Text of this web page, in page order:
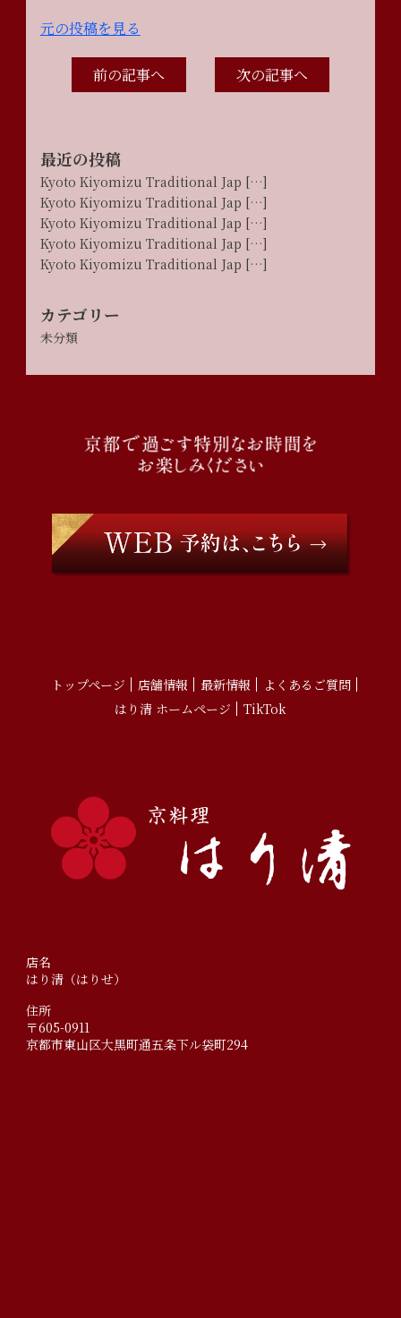
元の投稿を見る
前の記事へ 次の記事へ
最近の投稿
Kyoto Kiyomizu Traditional Jap […]
Kyoto Kiyomizu Traditional Jap […]
Kyoto Kiyomizu Traditional Jap […]
Kyoto Kiyomizu Traditional Jap […]
Kyoto Kiyomizu Traditional Jap […]
カテゴリー
未分類
トップページ 店舗情報 最新情報
よくあるご質問
はり清 ホームページ
TikTok
店名
はり清（はりせ）
住所
〒605-0911
京都市東山区大黒町通五条下ル袋町294